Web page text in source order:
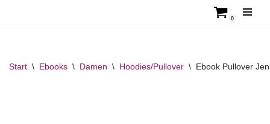
0
Start \ Ebooks \ Damen \ Hoodies/Pullover \ Ebook Pullover